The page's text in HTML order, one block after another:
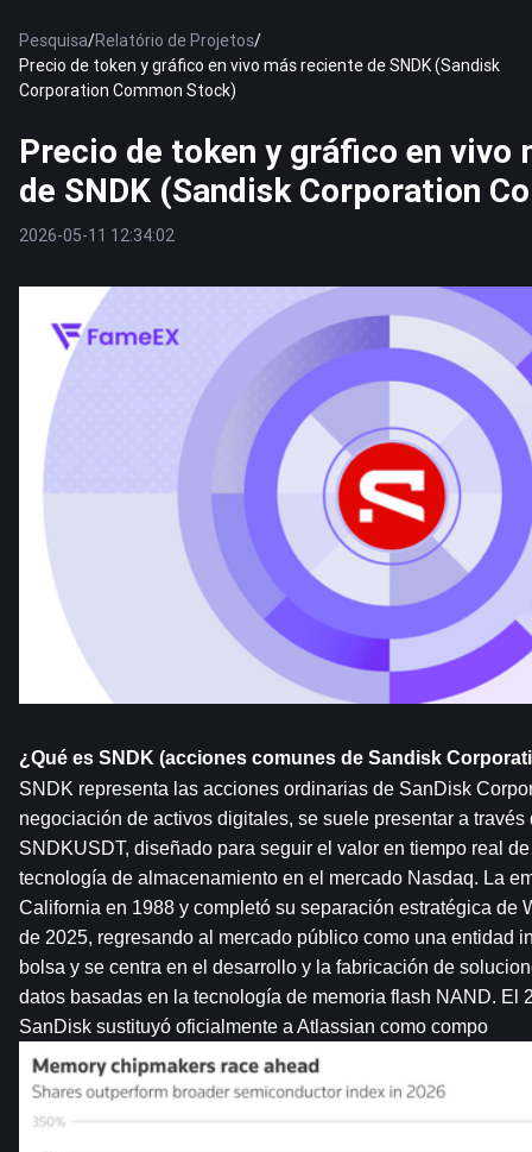
Pesquisa/Relatório de Projetos/
Precio de token y gráfico en vivo más reciente de SNDK (Sandisk
Corporation Common Stock)
Precio de token y gráfico en vivo
de SNDK (Sandisk Corporation
2026-05-11 12:34:02
¿Qué es SNDK (acciones comunes de Sandisk
SNDK representa las acciones ordinarias de SanDisk
negociación de activos digitales, se suele presentar a través
SNDKUSDT, diseñado para seguir el valor en tiempo real
tecnología de almacenamiento en el mercado Nasdaq. La
California en 1988 y completó su separación estratégica de
de 2025, regresando al mercado público como una entidad
bolsa y se centra en el desarrollo y la fabricación de
datos basadas en la tecnología de memoria flash NAND. El
SanDisk sustituyó oficialmente a Atlassian como compo